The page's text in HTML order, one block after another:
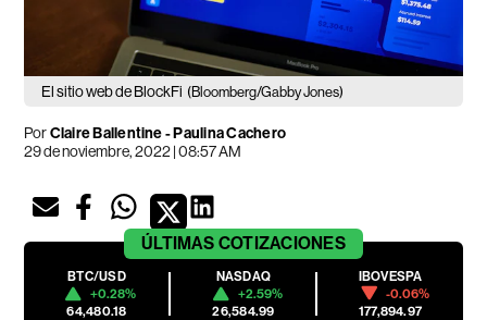
El sitio web de BlockFi (Bloomberg/Gabby Jones)
PorClaire Ballentine - Paulina Cachero
29 de noviembre, 2022 | 08:57 AM
ÚLTIMAS COTIZACIONES
BTC/USD
+0.28%
64,480.18
NASDAQ
+2.59%
26,584.99
IBOVESPA
-0.06%
177,894.97